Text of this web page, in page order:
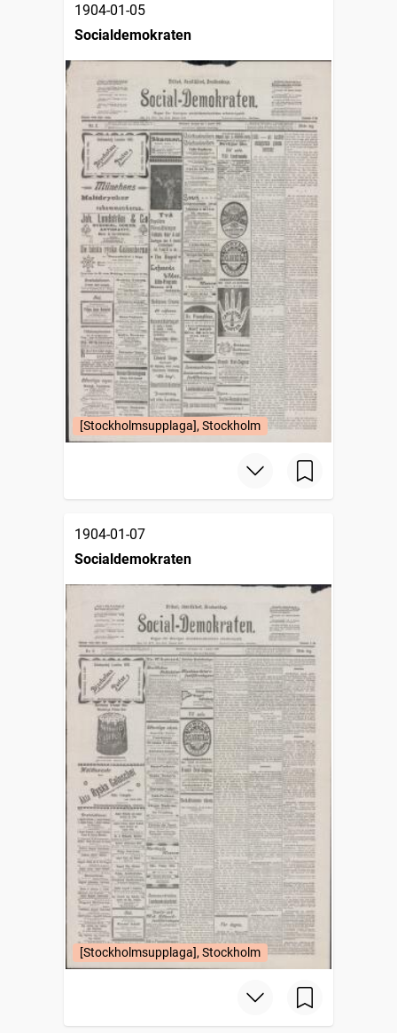
1904-01-05
Socialdemokraten
[Stockholmsupplaga], Stockholm
1904-01-07
Socialdemokraten
[Stockholmsupplaga], Stockholm